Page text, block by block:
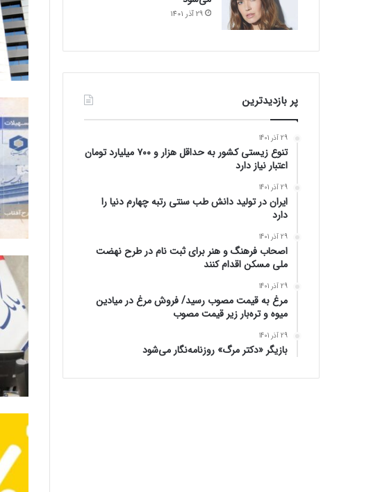
29 آذر 1401
پر بازدیدترین
29 آذر 1401
تنوع زیستی کشور به حداقل هزار و ۷۰۰ میلیارد تومان
اعتبار نیاز دارد
29 آذر 1401
ایران در تولید دانش طب سنتی رتبه چهارم دنیا را
دارد
29 آذر 1401
اصحاب فرهنگ و هنر برای ثبت نام در طرح نهضت
ملی مسکن اقدام کنند
29 آذر 1401
مرغ به قیمت مصوب رسید/ فروش مرغ در میادین
میوه و تره‌بار زیر قیمت مصوب
29 آذر 1401
بازیگر «دکتر مرگ» روزنامه‌نگار می‌شود